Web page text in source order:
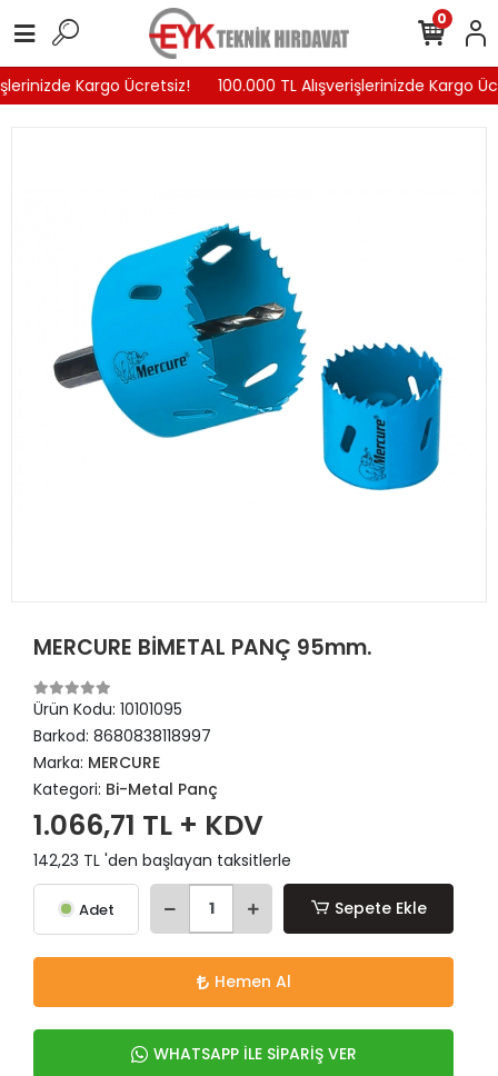
Kargo Ücretsiz! 100.000 TL Alışverişlerinizde Kargo
0
MERCURE BİMETAL PANÇ 95mm.
Ürün Kodu: 10101095
Barkod: 8680838118997
Marka: MERCURE
Kategori: Bi-Metal Panç
1.066,71 TL + KDV
142,23 TL 'den başlayan taksitlerle
Adet Sepete Ekle
Hemen Al
WHATSAPP İLE SİPARİŞ VER